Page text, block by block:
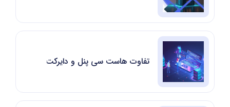
تفاوت هاست سی پنل و دایرکت ادمین